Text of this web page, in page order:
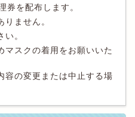
券を配布します。
りません。
。
マスクの着用をお願いいた
容の変更または中止する場